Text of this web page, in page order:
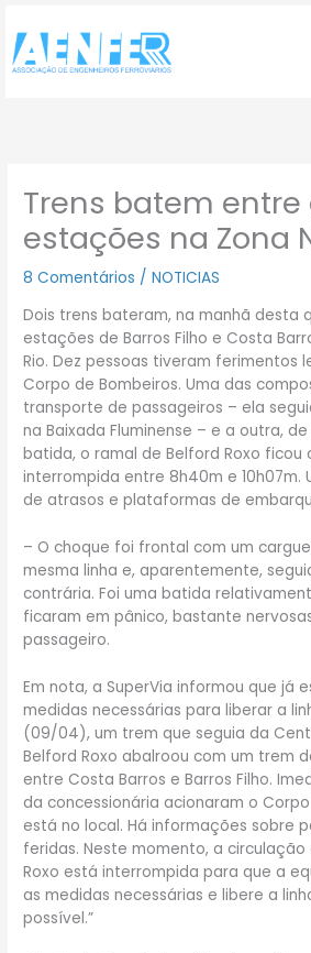
para
conteúdo
Trens batem entre
estações na Zona
8 Comentários /NOTICIAS
Dois trens bateram, na manhã desta
estações de Barros Filho e Costa
Rio. Dez pessoas tiveram ferimentos
Corpo de Bombeiros. Uma das
transporte de passageiros – ela
na Baixada Fluminense – e a outra,
batida, o ramal de Belford Roxo ficou
interrompida entre 8h40m e 10h07m.
de atrasos e plataformas de
– O choque foi frontal com um
mesma linha e, aparentemente,
contrária. Foi uma batida
ficaram em pânico, bastante
passageiro.
Em nota, a SuperVia informou que já
medidas necessárias para liberar a
(09/04), um trem que seguia da
Belford Roxo abalroou com um trem
entre Costa Barros e Barros Filho.
da concessionária acionaram o
está no local. Há informações sobre
feridas. Neste momento, a circulação
Roxo está interrompida para que a
as medidas necessárias e libere a
possível.”